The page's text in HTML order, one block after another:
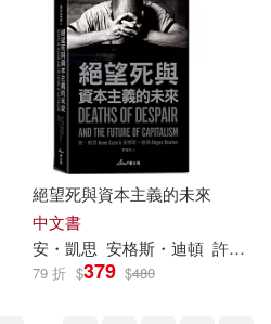
絕望死與資本主義的未來
中文書
安・凱思 安格斯・迪頓 許瑞宋
79 折 $379 $480